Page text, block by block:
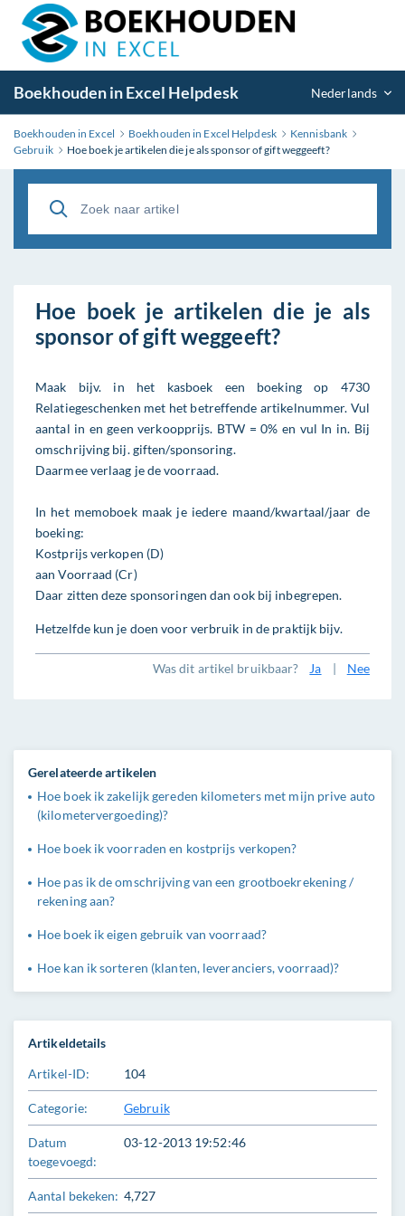
Boekhouden in Excel Helpdesk Nederlands
Boekhouden in Excel Boekhouden in Excel Helpdesk
Kennisbank
Gebruik
Hoe boek je artikelen die je als sponsor of gift weggeeft?
Hoe boek je artikelen die je als
sponsor of gift weggeeft?
Maak bijv. in het kasboek een boeking op 4730
Relatiegeschenken met het betreffende artikelnummer. Vul
aantal in en geen verkoopprijs. BTW = 0% en vul In in. Bij
omschrijving bij. giften/sponsoring.
Daarmee verlaag je de voorraad.
In het memoboek maak je iedere maand/kwartaal/jaar de
boeking:
Kostprijs verkopen (D)
aan Voorraad (Cr)
Daar zitten deze sponsoringen dan ook bij inbegrepen.
Hetzelfde kun je doen voor verbruik in de praktijk bijv.
Was dit artikel bruikbaar? Ja | Nee
Artikeldetails
Artikel-ID: 104
Categorie: Gebruik
Datum
toegevoegd:
03-12-2013 19:52:46
Aantal bekeken: 4,727
Gerelateerde artikelen
Hoe boek ik zakelijk gereden kilometers met mijn prive auto
(kilometervergoeding)?
Hoe boek ik voorraden en kostprijs verkopen?
Hoe pas ik de omschrijving van een grootboekrekening /
rekening aan?
Hoe boek ik eigen gebruik van voorraad?
Hoe kan ik sorteren (klanten, leveranciers, voorraad)?